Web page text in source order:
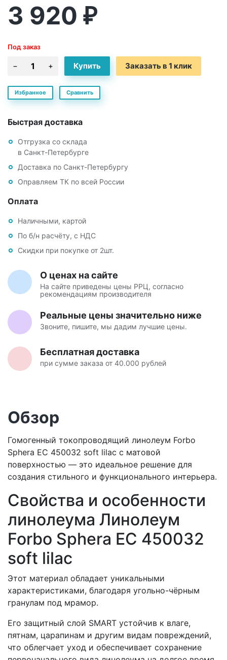
3 920 ₽
Под заказ
Заказать в 1 клик
Избранное Сравнить
Быстрая доставка
Отгрузка со склада
в Санкт-Петербурге
Доставка по Санкт-Петербургу
Оправляем ТК по всей России
Оплата
Наличными, картой
По б/н расчёту, с НДС
Скидки при покупке от 2шт.
О ценах на сайте
На сайте приведены цены РРЦ, согласно
рекомендациям производителя
Реальные цены значительно ниже
Звоните, пишите, мы дадим лучшие цены.
Бесплатная доставка
при сумме заказа от 40.000 рублей
Обзор
Гомогенный токопроводящий линолеум Forbo
Sphera EC 450032 soft lilac с матовой
поверхностью — это идеальное решение для
создания стильного и функционального интерьера.
Свойства и особенности
линолеума Линолеум
Forbo Sphera EC 450032
soft lilac
Этот материал обладает уникальными
характеристиками, благодаря угольно-чёрным
гранулам под мрамор.
Его защитный слой SMART устойчив к влаге,
пятнам, царапинам и другим видам повреждений,
что облегчает уход и обеспечивает сохранение